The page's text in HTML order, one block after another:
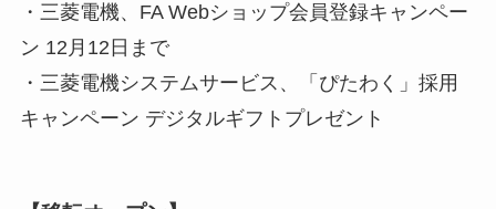
・三菱電機、FA Webショップ会員登録キャンペー
ン 12月12日まで
・三菱電機システムサービス、「ぴたわく」採用
キャンペーン デジタルギフトプレゼント